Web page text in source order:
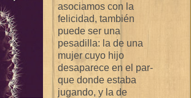
asociamos con la
felicidad, también
puede ser una
pesadilla: la de una
mujer cuyo hijo
desaparece en el par­
que donde estaba
jugando, y la de